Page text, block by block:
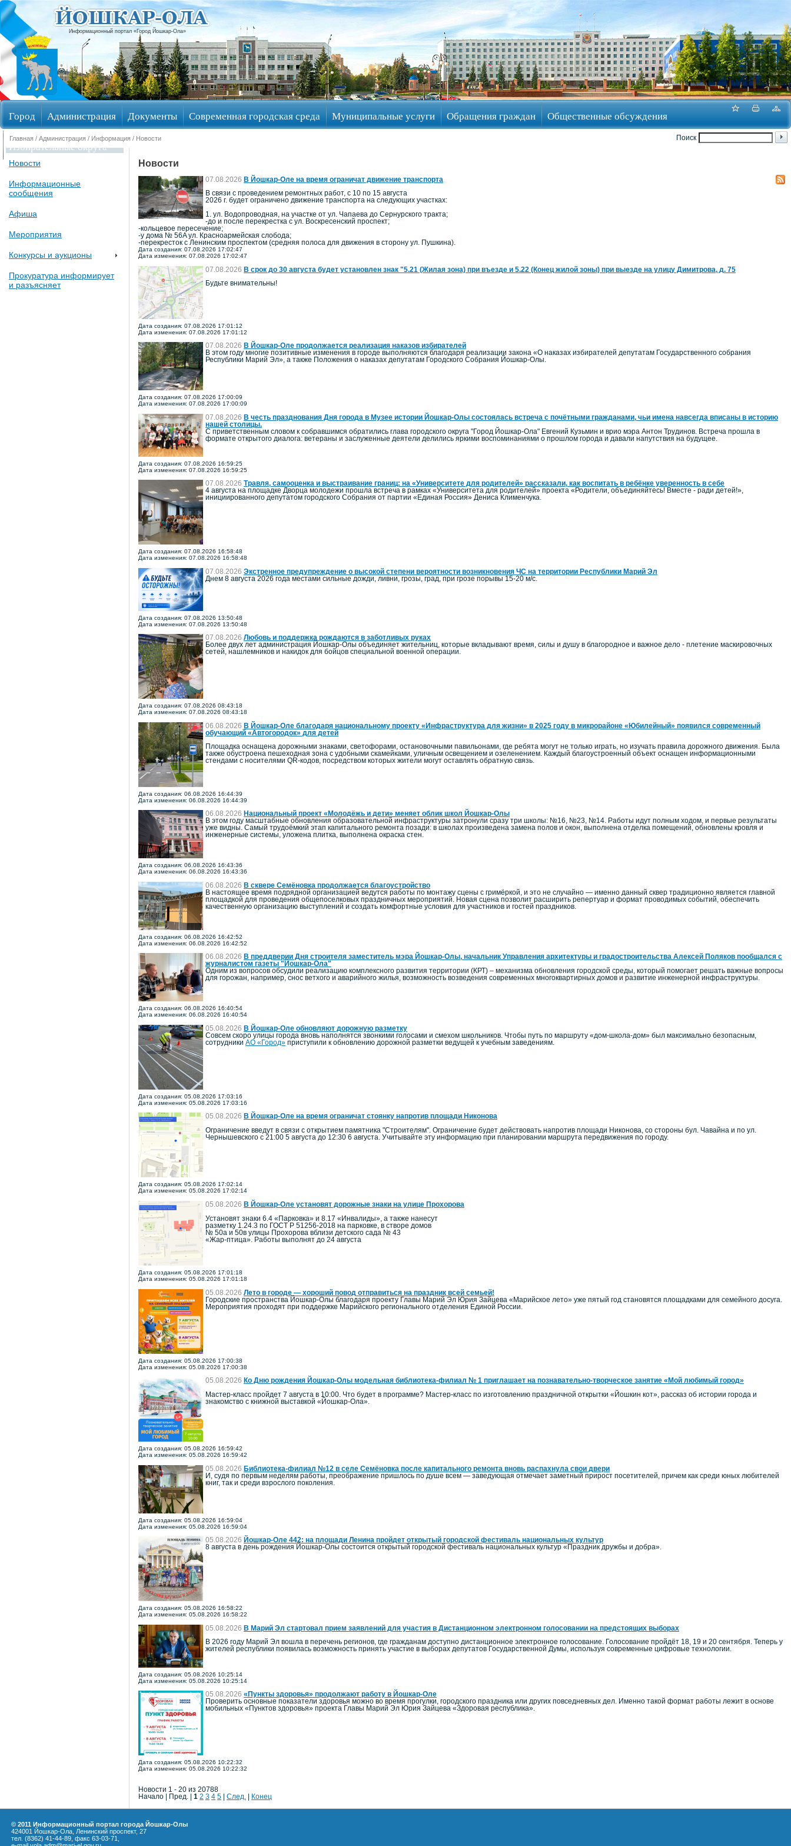
Информационный портал «Город Йошкар-Ола»
Город Администрация Документы Современная городская среда Муниципальные услуги Обращения граждан Общественные обсуждения
Избирательные округа
Поиск
Главная / Администрация / Информация / Новости
Новости
Информационные
сообщения
Афиша
Мероприятия
Конкурсы и аукционы
Прокуратура информирует
и разъясняет
Новости
07.08.2026 В Йошкар-Оле на время ограничат движение транспорта
В связи с проведением ремонтных работ, с 10 по 15 августа
2026 г. будет ограничено движение транспорта на следующих участках:
1. ул. Водопроводная, на участке от ул. Чапаева до Сернурского тракта;
-до и после перекрестка с ул. Воскресенский проспект;
-кольцевое пересечение;
-у дома № 56A ул. Красноармейская слобода;
-перекресток с Ленинским проспектом (средняя полоса для движения в сторону ул. Пушкина).
Дата создания: 07.08.2026 17:02:47
Дата изменения: 07.08.2026 17:02:47
07.08.2026 В срок до 30 августа будет установлен знак "5.21 (Жилая зона) при въезде и 5.22 (Конец жилой зоны) при выезде на улицу Димитрова, д. 75
Будьте внимательны!
Дата создания: 07.08.2026 17:01:12
Дата изменения: 07.08.2026 17:01:12
07.08.2026 В Йошкар-Оле продолжается реализация наказов избирателей
В этом году многие позитивные изменения в городе выполняются благодаря реализации закона «О наказах избирателей депутатам Государственного собрания
Республики Марий Эл», а также Положения о наказах депутатам Городского Собрания Йошкар-Олы.
Дата создания: 07.08.2026 17:00:09
Дата изменения: 07.08.2026 17:00:09
07.08.2026 В честь празднования Дня города в Музее истории Йошкар-Олы состоялась встреча с почётными гражданами, чьи имена навсегда вписаны в историю
нашей столицы.
С приветственным словом к собравшимся обратились глава городского округа "Город Йошкар-Ола" Евгений Кузьмин и врио мэра Антон Трудинов. Встреча прошла в
формате открытого диалога: ветераны и заслуженные деятели делились яркими воспоминаниями о прошлом города и давали напутствия на будущее.
Дата создания: 07.08.2026 16:59:25
Дата изменения: 07.08.2026 16:59:25
07.08.2026 Травля, самооценка и выстраивание границ: на «Университете для родителей» рассказали, как воспитать в ребёнке уверенность в себе
4 августа на площадке Дворца молодежи прошла встреча в рамках «Университета для родителей» проекта «Родители, объединяйтесь! Вместе - ради детей!»,
инициированного депутатом городского Собрания от партии «Единая Россия» Дениса Клименчука.
Дата создания: 07.08.2026 16:58:48
Дата изменения: 07.08.2026 16:58:48
07.08.2026 Экстренное предупреждение о высокой степени вероятности возникновения ЧС на территории Республики Марий Эл
Днем 8 августа 2026 года местами сильные дожди, ливни, грозы, град, при грозе порывы 15-20 м/с.
Дата создания: 07.08.2026 13:50:48
Дата изменения: 07.08.2026 13:50:48
07.08.2026 Любовь и поддержка рождаются в заботливых руках
Более двух лет администрация Йошкар-Олы объединяет жительниц, которые вкладывают время, силы и душу в благородное и важное дело - плетение маскировочных
сетей, нашлемников и накидок для бойцов специальной военной операции.
Дата создания: 07.08.2026 08:43:18
Дата изменения: 07.08.2026 08:43:18
06.08.2026 В Йошкар-Оле благодаря национальному проекту «Инфраструктура для жизни» в 2025 году в микрорайоне «Юбилейный» появился современный
обучающий «Автогородок» для детей
Площадка оснащена дорожными знаками, светофорами, остановочными павильонами, где ребята могут не только играть, но изучать правила дорожного движения. Была
также обустроена пешеходная зона с удобными скамейками, уличным освещением и озеленением. Каждый благоустроенный объект оснащен информационными
стендами с носителями QR-кодов, посредством которых жители могут оставлять обратную связь.
Дата создания: 06.08.2026 16:44:39
Дата изменения: 06.08.2026 16:44:39
06.08.2026 Национальный проект «Молодёжь и дети» меняет облик школ Йошкар-Олы
В этом году масштабные обновления образовательной инфраструктуры затронули сразу три школы: №16, №23, №14. Работы идут полным ходом, и первые результаты
уже видны. Самый трудоёмкий этап капитального ремонта позади: в школах произведена замена полов и окон, выполнена отделка помещений, обновлены кровля и
инженерные системы, уложена плитка, выполнена окраска стен.
Дата создания: 06.08.2026 16:43:36
Дата изменения: 06.08.2026 16:43:36
06.08.2026 В сквере Семёновка продолжается благоустройство
В настоящее время подрядной организацией ведутся работы по монтажу сцены с гримёркой, и это не случайно — именно данный сквер традиционно является главной
площадкой для проведения общепоселковых праздничных мероприятий. Новая сцена позволит расширить репертуар и формат проводимых событий, обеспечить
качественную организацию выступлений и создать комфортные условия для участников и гостей праздников.
Дата создания: 06.08.2026 16:42:52
Дата изменения: 06.08.2026 16:42:52
06.08.2026 В преддверии Дня строителя заместитель мэра Йошкар-Олы, начальник Управления архитектуры и градостроительства Алексей Поляков пообщался с
журналистом газеты "Йошкар-Ола"
Одним из вопросов обсудили реализацию комплексного развития территории (КРТ) – механизма обновления городской среды, который помогает решать важные вопросы
для горожан, например, снос ветхого и аварийного жилья, возможность возведения современных многоквартирных домов и развитие инженерной инфраструктуры.
Дата создания: 06.08.2026 16:40:54
Дата изменения: 06.08.2026 16:40:54
05.08.2026 В Йошкар-Оле обновляют дорожную разметку
Совсем скоро улицы города вновь наполнятся звонкими голосами и смехом школьников. Чтобы путь по маршруту «дом-школа-дом» был максимально безопасным,
сотрудники АО «Город» приступили к обновлению дорожной разметки ведущей к учебным заведениям.
Дата создания: 05.08.2026 17:03:16
Дата изменения: 05.08.2026 17:03:16
05.08.2026 В Йошкар-Оле на время ограничат стоянку напротив площади Никонова
Ограничение введут в связи с открытием памятника "Строителям". Ограничение будет действовать напротив площади Никонова, со стороны бул. Чавайна и по ул.
Чернышевского с 21:00 5 августа до 12:30 6 августа. Учитывайте эту информацию при планировании маршрута передвижения по городу.
Дата создания: 05.08.2026 17:02:14
Дата изменения: 05.08.2026 17:02:14
05.08.2026 В Йошкар-Оле установят дорожные знаки на улице Прохорова
Установят знаки 6.4 «Парковка» и 8.17 «Инвалиды», а также нанесут
разметку 1.24.3 по ГОСТ Р 51256-2018 на парковке, в створе домов
№ 50а и 50в улицы Прохорова вблизи детского сада № 43
«Жар-птица». Работы выполнят до 24 августа
Дата создания: 05.08.2026 17:01:18
Дата изменения: 05.08.2026 17:01:18
05.08.2026 Лето в городе — хороший повод отправиться на праздник всей семьей!
Городские пространства Йошкар-Олы благодаря проекту Главы Марий Эл Юрия Зайцева «Марийское лето» уже пятый год становятся площадками для семейного досуга.
Мероприятия проходят при поддержке Марийского регионального отделения Единой России.
Дата создания: 05.08.2026 17:00:38
Дата изменения: 05.08.2026 17:00:38
05.08.2026 Ко Дню рождения Йошкар-Олы модельная библиотека-филиал № 1 приглашает на познавательно-творческое занятие «Мой любимый город»
Мастер-класс пройдет 7 августа в 10:00. Что будет в программе? Мастер-класс по изготовлению праздничной открытки «Йошкин кот», рассказ об истории города и
знакомство с книжной выставкой «Йошкар-Ола».
Дата создания: 05.08.2026 16:59:42
Дата изменения: 05.08.2026 16:59:42
05.08.2026 Библиотека-филиал №12 в селе Семёновка после капитального ремонта вновь распахнула свои двери
И, судя по первым неделям работы, преображение пришлось по душе всем — заведующая отмечает заметный прирост посетителей, причем как среди юных любителей
книг, так и среди взрослого поколения.
Дата создания: 05.08.2026 16:59:04
Дата изменения: 05.08.2026 16:59:04
05.08.2026 Йошкар-Оле 442: на площади Ленина пройдет открытый городской фестиваль национальных культур
8 августа в день рождения Йошкар-Олы состоится открытый городской фестиваль национальных культур «Праздник дружбы и добра».
Дата создания: 05.08.2026 16:58:22
Дата изменения: 05.08.2026 16:58:22
05.08.2026 В Марий Эл стартовал прием заявлений для участия в Дистанционном электронном голосовании на предстоящих выборах
В 2026 году Марий Эл вошла в перечень регионов, где гражданам доступно дистанционное электронное голосование. Голосование пройдёт 18, 19 и 20 сентября. Теперь у
жителей республики появилась возможность принять участие в выборах депутатов Государственной Думы, используя современные цифровые технологии.
Дата создания: 05.08.2026 10:25:14
Дата изменения: 05.08.2026 10:25:14
05.08.2026 «Пункты здоровья» продолжают работу в Йошкар-Оле
Проверить основные показатели здоровья можно во время прогулки, городского праздника или других повседневных дел. Именно такой формат работы лежит в основе
мобильных «Пунктов здоровья» проекта Главы Марий Эл Юрия Зайцева «Здоровая республика».
Дата создания: 05.08.2026 10:22:32
Дата изменения: 05.08.2026 10:22:32
Новости 1 - 20 из 20788
Начало | Пред. | 1 2 3 4 5 След. Конец
© 2011 Информационный портал города Йошкар-Олы
424001 Йошкар-Ола, Ленинский проспект, 27
тел. (8362) 41-44-89, факс 63-03-71,